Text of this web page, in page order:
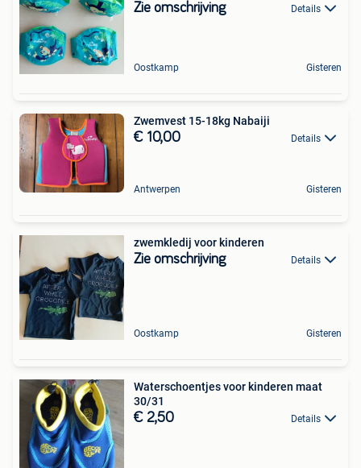
Zie omschrijving Details
Oostkamp Gisteren
Zwemvest 15-18kg Nabaiji
€ 10,00 Details
Antwerpen Gisteren
zwemkledij voor kinderen
Zie omschrijving Details
Oostkamp Gisteren
Waterschoentjes voor kinderen maat
30/31
€ 2,50 Details